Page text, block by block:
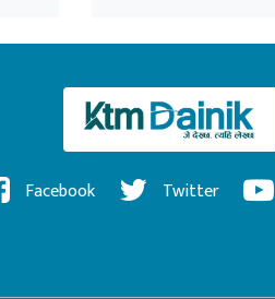
Facebook Twitter